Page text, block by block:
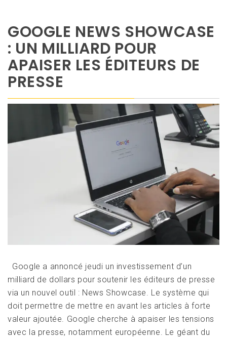
GOOGLE NEWS SHOWCASE
: UN MILLIARD POUR
APAISER LES ÉDITEURS DE
PRESSE
Google a annoncé jeudi un investissement d’un
milliard de dollars pour soutenir les éditeurs de presse
via un nouvel outil : News Showcase. Le système qui
doit permettre de mettre en avant les articles à forte
valeur ajoutée. Google cherche à apaiser les tensions
avec la presse, notamment européenne. Le géant du